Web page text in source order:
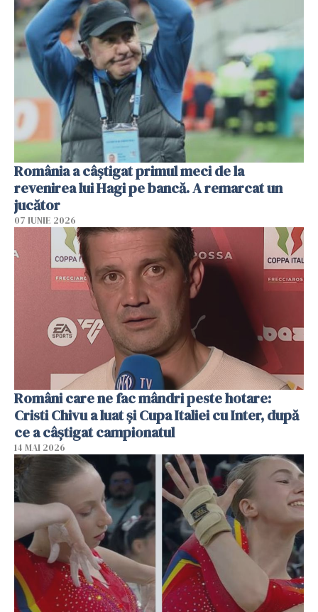
România a câștigat primul meci de la
revenirea lui Hagi pe bancă. A remarcat un
jucător
07 IUNIE 2026
Români care ne fac mândri peste hotare:
Cristi Chivu a luat și Cupa Italiei cu Inter, după
ce a câștigat campionatul
14 MAI 2026